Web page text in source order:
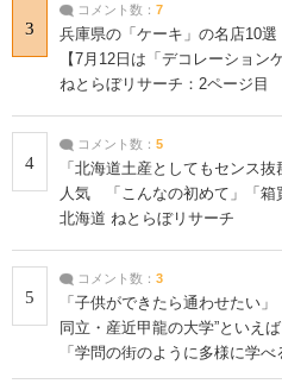
3
コメント数： 7
兵庫県の「ケーキ」の名店10
【7月12日は「デコレーショ
ねとらぼリサーチ：2ページ目
4
コメント数： 5
「北海道土産としてもセンス
人気 「こんなの初めて」「箱
北海道 ねとらぼリサーチ
5
コメント数： 3
「子供ができたら通わせたい
同立・産近甲龍の大学”といえ
「学問の街のように多様に学
| 大学 ねとらぼリサーチ